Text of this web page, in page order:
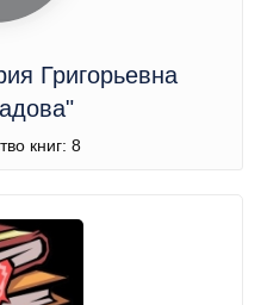
Григорьевна
книг: 8